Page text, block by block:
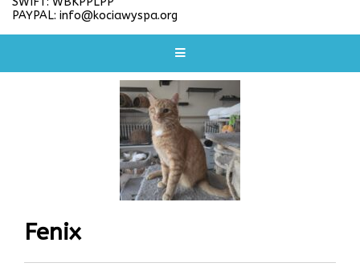
PAYPAL: info@kociawyspa.org
Fenix